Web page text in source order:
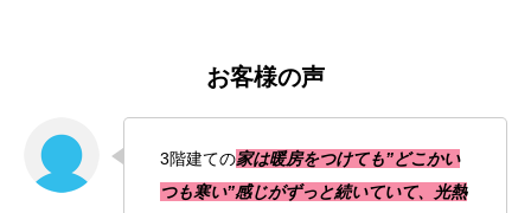
お客様の声
3階建ての家は暖房をつけても”どこかい
つも寒い”感じがずっと続いていて、光熱